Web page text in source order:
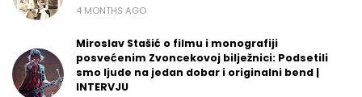
4 MONTHS AGO
Miroslav Stašić o filmu i monografiji
posvećenim Zvoncekovoj bilježnici: Podsetili
smo ljude na jedan dobar i originalni bend |
INTERVJU